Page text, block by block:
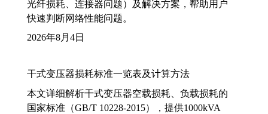
光纤损耗、连接器问题）及解决方案，帮助用户
快速判断网络性能问题。
2026年8月4日
干式变压器损耗标准一览表及计算方法
本文详细解析干式变压器空载损耗、负载损耗的
国家标准（GB/T 10228-2015），提供1000kVA